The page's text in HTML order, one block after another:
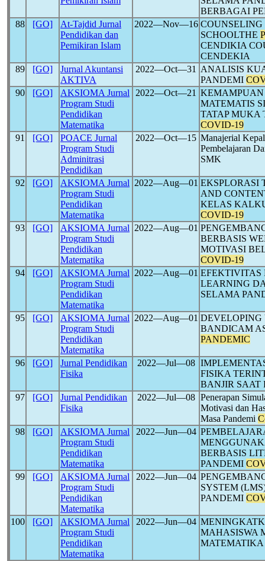
BERBAGAI
88
[GO]
At-Tajdid Jurnal
Pendidikan dan
Pemikiran Islam
2022―Nov―16
SCHOOLTHE
CENDIKIA
CENDEKIA
89
[GO]
Jurnal Akuntansi
AKTIVA
2022―Oct―31
ANALISIS
PANDEMI
90
[GO]
AKSIOMA Jurnal
Program Studi
Pendidikan
Matematika
2022―Oct―21
MATEMATIS
TATAP MUKA
COVID-19
91
[GO]
POACE Jurnal
Program Studi
Adminitrasi
Pendidikan
2022―Oct―15 Manajerial
Pembelajaran
SMK
92 [GO]
AKSIOMA Jurnal
Program Studi
Pendidikan
Matematika
2022―Aug―01 EKSPLORASI
AND
KELAS
COVID-19
93
[GO]
AKSIOMA Jurnal
Program Studi
Pendidikan
Matematika
2022―Aug―01
BERBASIS
MOTIVASI
COVID-19
94
[GO]
AKSIOMA Jurnal
Program Studi
Pendidikan
Matematika
2022―Aug―01 EFEKTIVITAS
LEARNING
SELAMA
95 [GO]
AKSIOMA Jurnal
Program Studi
Pendidikan
Matematika
2022―Aug―01 DEVELOPING
BANDICAM
PANDEMIC
96 [GO]
Jurnal Pendidikan
Fisika
2022―Jul―08
FISIKA
BANJIR SAAT
97
[GO]
Jurnal Pendidikan
Fisika
2022―Jul―08 Penerapan
Motivasi dan
Masa Pandemi
98
[GO]
AKSIOMA Jurnal
Program Studi
Pendidikan
Matematika
2022―Jun―04
BERBASIS
PANDEMI
99
[GO]
AKSIOMA Jurnal
Program Studi
Pendidikan
Matematika
2022―Jun―04
SYSTEM
PANDEMI
100 [GO]
AKSIOMA Jurnal
Program Studi
Pendidikan
Matematika
2022―Jun―04
MAHASISWA